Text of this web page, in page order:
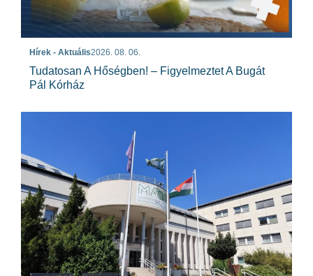
Hírek - Aktuális2026. 08. 06.
Tudatosan A Hőségben! – Figyelmeztet A Bugát
Pál Kórház